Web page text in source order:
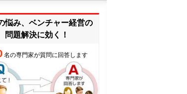
悩み、ベンチャー経営の
問題解決に効く！
名の専門家が質問に回答します